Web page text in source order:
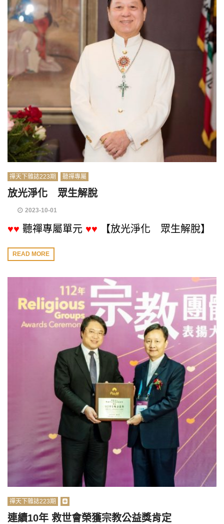
禪天下雜誌223期 聽禪專屬
放光淨化 眾生解脫
2023-10-01
♥♥ 聽禪專屬單元 ♥♥ 【放光淨化 眾生解脫】
READ MORE
禪天下雜誌223期
連續10年 救世會榮獲宗教公益獎肯定